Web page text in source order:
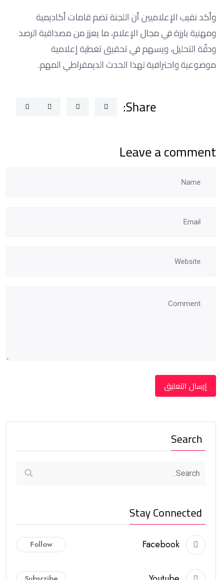
وأكد نقيب الإعلاميين أن اللجنة تضم قامات أكاديمية
ومهنية بارزة في مجال الإعلام، ما يعزز من مصداقية الرصد
ودقّة التحليل، ويسهم في تحقيق تغطية إعلامية
موضوعية واحترافية لهذا الحدث الديمقراطي المهم.
Share:
Leave a comment
Search
Stay Connected
Facebook
Follow